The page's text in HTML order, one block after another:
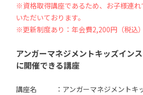
※資格取得講座であるため、お子様連
いただいております。
※更新制度あり：年会費2,200円（税込）
アンガーマネジメントキッズイン
に開催できる講座
講座名
：アンガーマネジメントキ